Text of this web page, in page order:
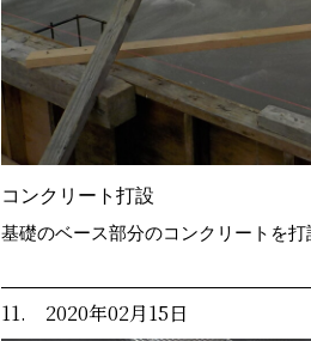
コンクリート打設
基礎のベース部分のコンクリートを打
11. 2020年02月15日